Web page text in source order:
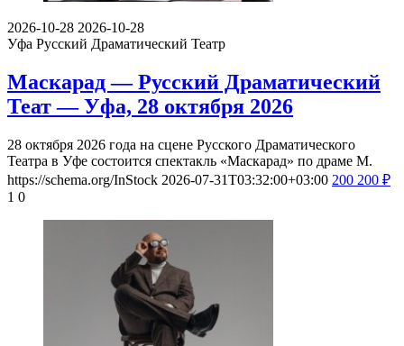
2026-10-28 2026-10-28
Уфа Русский Драматический Театр
Маскарад — Русский Драматический
Теат — Уфа, 28 октября 2026
28 октября 2026 года на сцене Русского Драматического
Театра в Уфе состоится спектакль «Маскарад» по драме М.
https://schema.org/InStock 2026-07-31T03:32:00+03:00 200 200 ₽
1 0